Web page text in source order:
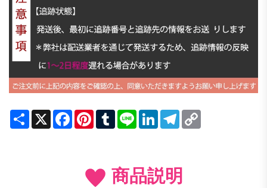
Share X FacebookPinterestTumblrLine LinkedInTelegram
商品説明